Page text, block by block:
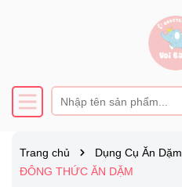
Trang chủ Dụng Cụ Ăn Dặm
ĐÔNG THỨC ĂN DẶM